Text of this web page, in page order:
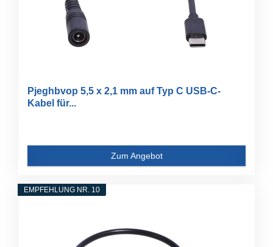
Pjeghbvop 5,5 x 2,1 mm auf Typ C USB-C-
Kabel für...
Zum Angebot
EMPFEHLUNG NR. 10